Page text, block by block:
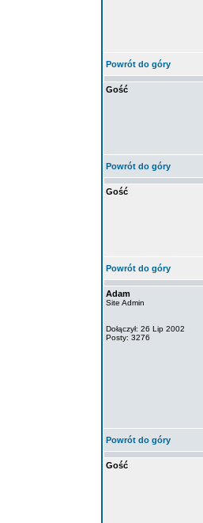
Powrót do góry
Gość
Powrót do góry
Gość
Powrót do góry
Adam
Site Admin
Dołączył: 26 Lip 2002
Posty: 3276
Powrót do góry
Gość